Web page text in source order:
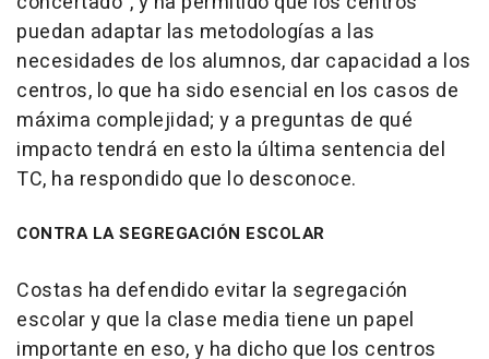
puedan adaptar las metodologías a las
necesidades de los alumnos, dar capacidad a los
centros, lo que ha sido esencial en los casos de
máxima complejidad; y a preguntas de qué
impacto tendrá en esto la última sentencia del
TC, ha respondido que lo desconoce.
CONTRA LA SEGREGACIÓN ESCOLAR
Costas ha defendido evitar la segregación
escolar y que la clase media tiene un papel
importante en eso, y ha dicho que los centros